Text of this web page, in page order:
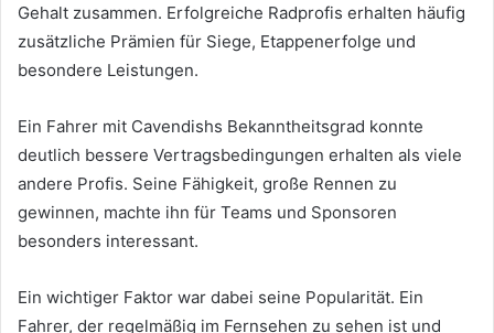
Gehalt zusammen. Erfolgreiche Radprofis erhalten häufig
zusätzliche Prämien für Siege, Etappenerfolge und
besondere Leistungen.
Ein Fahrer mit Cavendishs Bekanntheitsgrad konnte
deutlich bessere Vertragsbedingungen erhalten als viele
andere Profis. Seine Fähigkeit, große Rennen zu
gewinnen, machte ihn für Teams und Sponsoren
besonders interessant.
Ein wichtiger Faktor war dabei seine Popularität. Ein
Fahrer, der regelmäßig im Fernsehen zu sehen ist und